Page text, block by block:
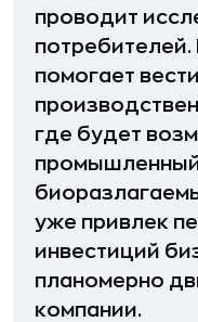
проводит
помогает
где будет
уже привлек
инвестиций
планомерно
компании.